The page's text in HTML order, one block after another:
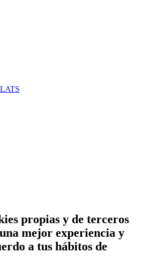
propias y de terceros
mejor experiencia y
a tus hábitos de